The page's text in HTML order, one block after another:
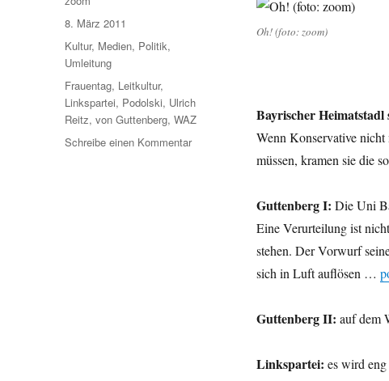
Oh! (foto: zoom)
Bayrischer
Wenn Konservative nicht
müssen, kramen sie die
Guttenberg I: Die Uni
Eine Verurteilung ist
stehen. Der Vorwurf
sich in Luft auflösen …
Guttenberg II: auf dem
Linkspartei: es wird
Veröffentlicht
am
8. März 2011
Kategorien
Kultur, Medien, Politik,
Umleitung
Schlagwörter
Frauentag, Leitkultur,
Linkspartei, Podolski, Ulrich
Reitz,von Guttenberg,WAZ
Schreibe einen Kommentarzu